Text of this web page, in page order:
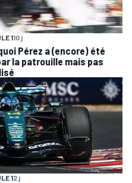
110 j
Pérez a (encore) été
la patrouille mais pas
12 j